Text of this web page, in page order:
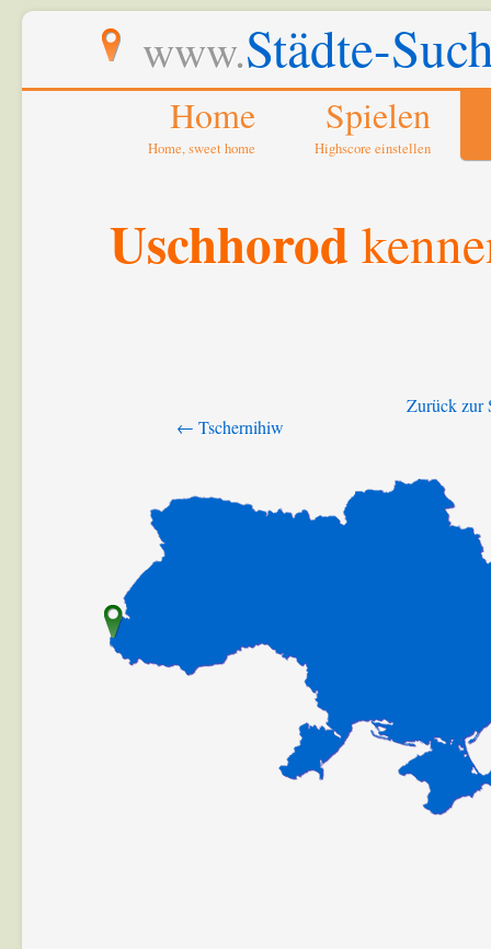
www.Städte-
Home
Home, sweet home
Spielen
Highscore einstellen
Uschhorod
← Tschernihiw
Zurück zur